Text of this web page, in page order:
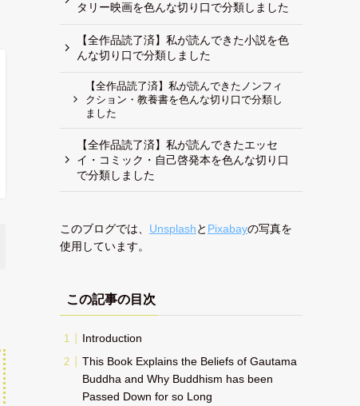
タリー映画を色んな切り口で分類しました
【全作品読了済】私が読んできた小説を色
んな切り口で分類しました
【全作品読了済】私が読んできたノンフィ
クション・教養書を色んな切り口で分類し
ました
【全作品読了済】私が読んできたエッセ
イ・コミック・自己啓発本を色んな切り口
で分類しました
このブログでは、 Unsplashと Pixabayの写真を
使用しています。
この記事の目次
Introduction
This Book Explains the Beliefs of Gautama
Buddha and Why Buddhism has been
Passed Down for so Long